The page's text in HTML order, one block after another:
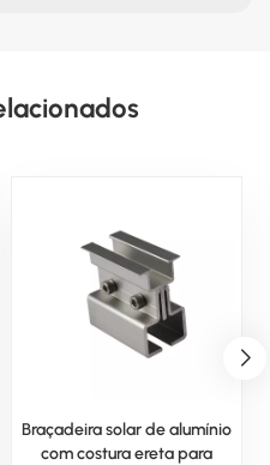
Braçadeira solar de alumínio
com costura ereta para